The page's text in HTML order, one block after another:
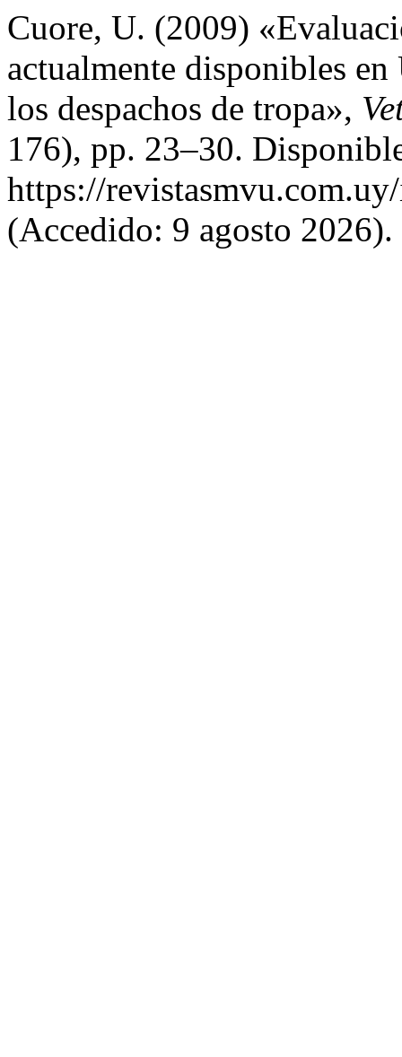
Cuore, U. (2009)
actualmente disponibles
los despachos de tropa»,
176), pp. 23–30.
https://
(Accedido: 9 agosto 2026).